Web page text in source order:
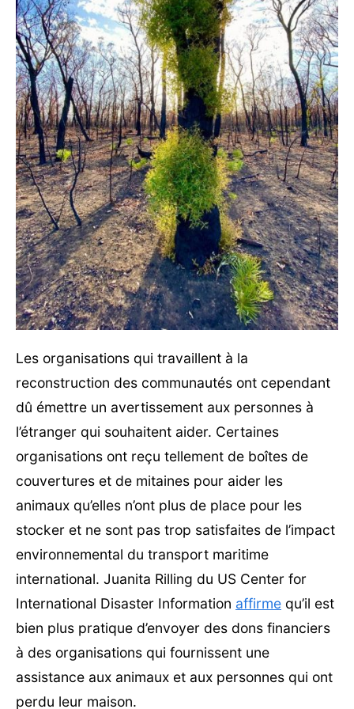
Les organisations qui travaillent à la
reconstruction des communautés ont cependant
dû émettre un avertissement aux personnes à
l’étranger qui souhaitent aider. Certaines
organisations ont reçu tellement de boîtes de
couvertures et de mitaines pour aider les
animaux qu’elles n’ont plus de place pour les
stocker et ne sont pas trop satisfaites de l’impact
environnemental du transport maritime
international. Juanita Rilling du US Center for
International Disaster Information affirme qu’il est
bien plus pratique d’envoyer des dons financiers
à des organisations qui fournissent une
assistance aux animaux et aux personnes qui ont
perdu leur maison.